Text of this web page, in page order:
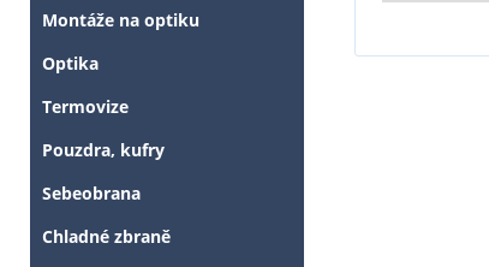
Montáže na optiku
Optika
Termovize
Pouzdra, kufry
Sebeobrana
Chladné zbraně